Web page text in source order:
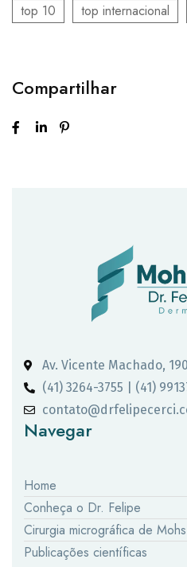
top 10
top internacional
Compartilhar
Av. Vicente Machado,
(41) 3264-3755 | (41)
Navegar
Home
Conheça o Dr. Felipe
Cirurgia micrográfica de Mohs
Publicações científicas